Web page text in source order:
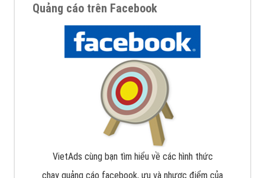
Quảng cáo trên Facebook
VietAds cùng bạn tìm hiểu về các hình thức
chạy quảng cáo facebook, ưu và nhược điểm của